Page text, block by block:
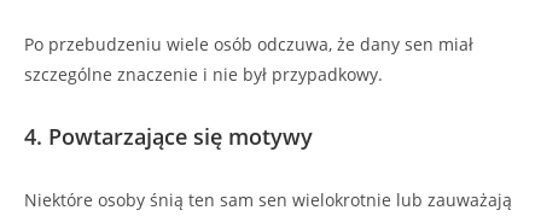
Po przebudzeniu wiele osób odczuwa, że dany sen miał
szczególne znaczenie i nie był przypadkowy.
4. Powtarzające się motywy
Niektóre osoby śnią ten sam sen wielokrotnie lub zauważają